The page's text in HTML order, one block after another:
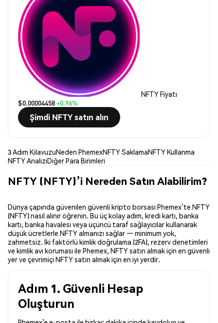
NFTY Fiyatı
$0.00004458+0.96%
Şimdi NFTY satın alın
3 Adım KılavuzuNeden PhemexNFTY SaklamaNFTY Kullanma
NFTY AnaliziDiğer Para Birimleri
NFTY (NFTY)’i Nereden Satın Alabilirim?
Dünya çapında güvenilen güvenli kripto borsası Phemex’te NFTY
(NFTY) nasıl alınır öğrenin. Bu üç kolay adım, kredi kartı, banka
kartı, banka havalesi veya üçüncü taraf sağlayıcılar kullanarak
düşük ücretlerle NFTY almanızı sağlar — minimum yok,
zahmetsiz. İki faktörlü kimlik doğrulama (2FA), rezerv denetimleri
ve kimlik avı koruması ile Phemex, NFTY satın almak için en güvenli
yer ve çevrimiçi NFTY satın almak için en iyi yerdir.
Adım 1. Güvenli Hesap
Oluşturun